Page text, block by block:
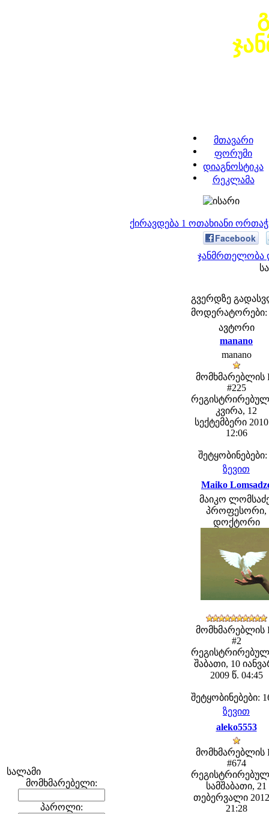
მთავარი
ფორუმი
დიაგნოსტიკა
რეკლამა
ქირავდება 1 ოთახიანი
სალამი
მომხმარებელი:
პაროლი:
Facebook
ჯანმრთელობა
გვერდზე
მოდერატორები:
ავტორი
manano
manano
მომხმარებლის
#225
კვირა, 12
სექტემბერი
12:06
შეტყობინებები:
ზევით
Maiko
მაიკო
პროფესორი,
დოქტორი
მომხმარებლის
#2
შაბათი, 10
2009 წ. 04:45
შეტყობინებები:
ზევით
aleko5553
მომხმარებლის
#674
სამშაბათი, 21
თებერვალი
21:28